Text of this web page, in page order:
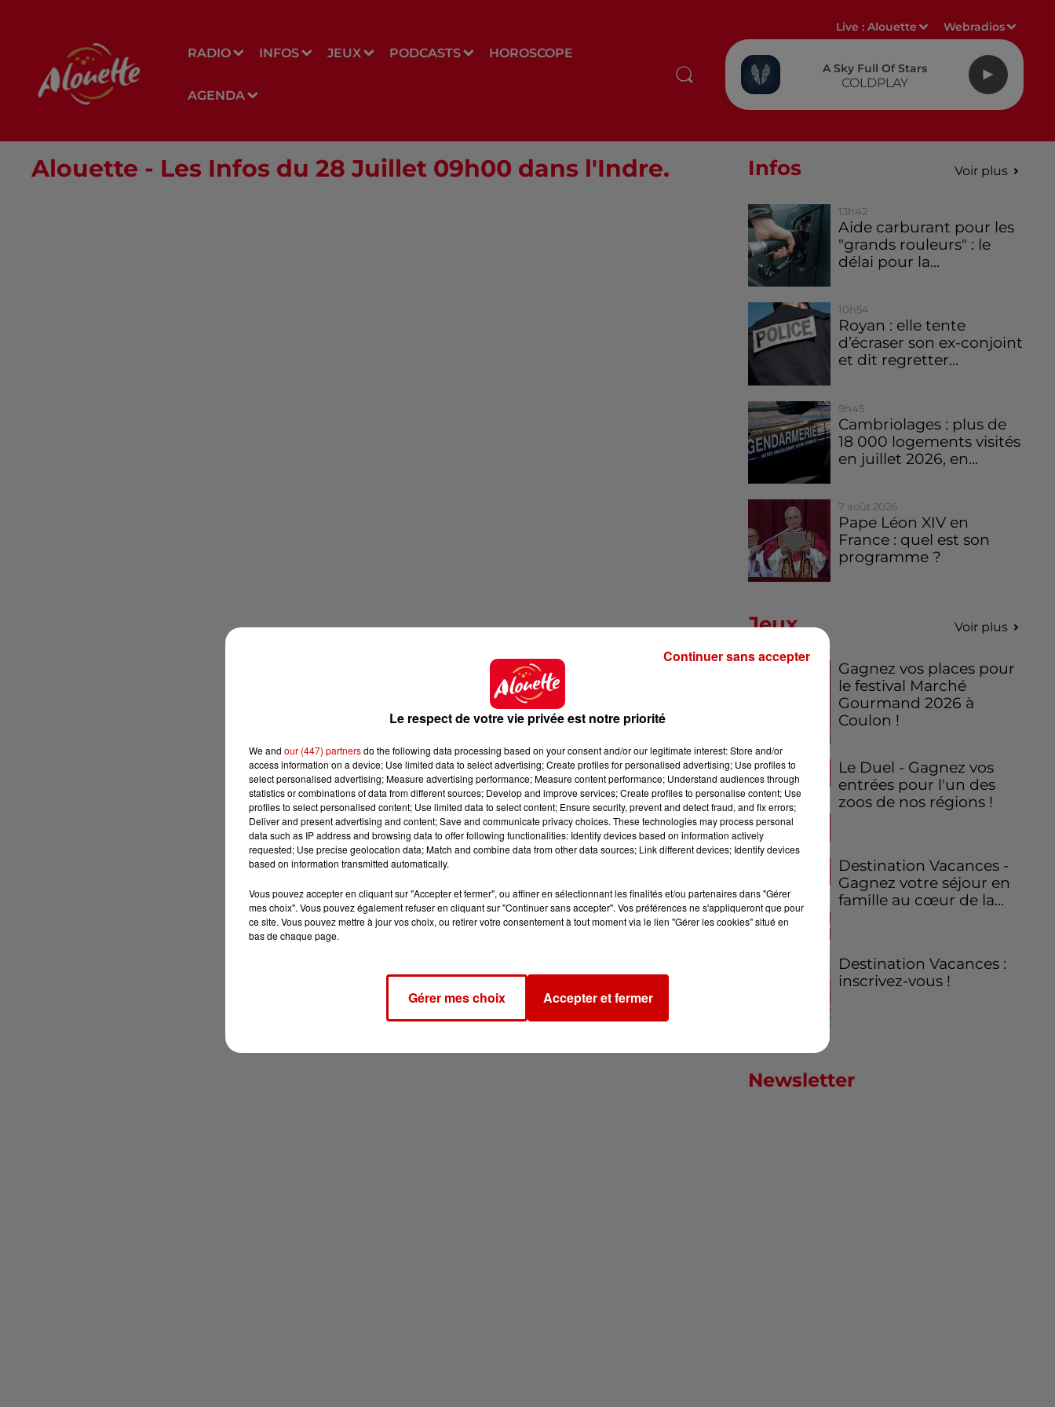
RADIO INFOS JEUX PODCASTS HOROSCOPE
AGENDA
Live :Alouette Webradios
A Sky Full Of Stars
COLDPLAY
Alouette - Les Infos du 28 Juillet 09h00 dans l'Indre. Infos Voir plus
13h42
Aide carburant pour les
"grands rouleurs" : le
délai pour la...
10h54
Royan : elle tente
d’écraser son ex-conjoint
et dit regretter...
9h45
Cambriolages : plus de
18 000 logements visités
en juillet 2026, en...
7 août 2026
Pape Léon XIV en
France : quel est son
programme ?
Jeux Voir plus
Gagnez vos places pour
le festival Marché
Gourmand 2026 à
Coulon !
Le Duel - Gagnez vos
entrées pour l'un des
zoos de nos régions !
Destination Vacances -
Gagnez votre séjour en
famille au cœur de la...
Destination Vacances :
inscrivez-vous !
Newsletter
Le respect de votre vie privée est notre priorité
We and our (447) partnersdo the following data processing based on your consent and/or our legitimate interest: Store and/or
access information on a device; Use limited data to select advertising; Create profiles for personalised advertising; Use profiles to
select personalised advertising; Measure advertising performance; Measure content performance; Understand audiences through
statistics or combinations of data from different sources; Develop and improve services; Create profiles to personalise content; Use
profiles to select personalised content; Use limited data to select content; Ensure security, prevent and detect fraud, and fix errors;
Deliver and present advertising and content; Save and communicate privacy choices. These technologies may process personal
data such as IP address and browsing data to offer following functionalities: Identify devices based on information actively
requested; Use precise geolocation data; Match and combine data from other data sources; Link different devices; Identify devices
based on information transmitted automatically.
Vous pouvez accepter en cliquant sur "Accepter et fermer", ou affiner en sélectionnant les finalités et/ou partenaires dans "Gérer
mes choix". Vous pouvez également refuser en cliquant sur "Continuer sans accepter". Vos préférences ne s'appliqueront que pour
ce site. Vous pouvez mettre à jour vos choix, ou retirer votre consentement à tout moment via le lien "Gérer les cookies" situé en
bas de chaque page.
Gérer mes choix Accepter et fermer
Continuer sans accepter